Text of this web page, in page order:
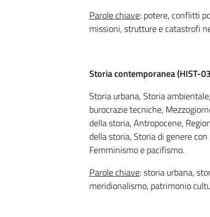
Parole chiave: potere, conflitti
missioni, strutture e catastrofi
Storia contemporanea (HIST-
Storia urbana, Storia
burocrazie tecniche,
della storia, Antropocene,
della storia, Storia di genere
Femminismo e pacifismo.
Parole chiave: storia urbana,
meridionalismo, patrimonio